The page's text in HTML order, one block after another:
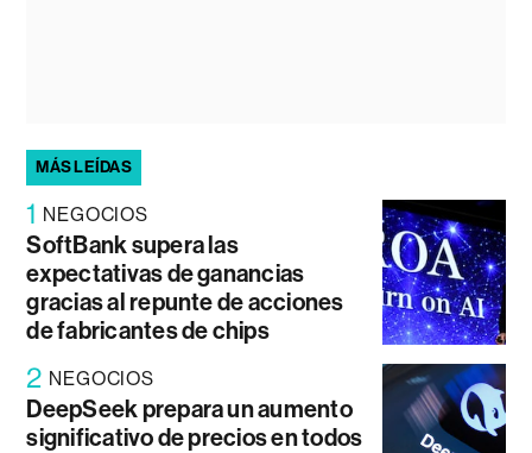
MÁS LEÍDAS
1 NEGOCIOS
SoftBank supera las
expectativas de ganancias
gracias al repunte de acciones
de fabricantes de chips
2 NEGOCIOS
DeepSeek prepara un aumento
significativo de precios en todos